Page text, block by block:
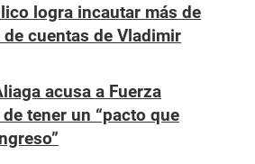
logra incautar más de
cuentas de Vladimir
acusa a Fuerza
tener un “pacto que